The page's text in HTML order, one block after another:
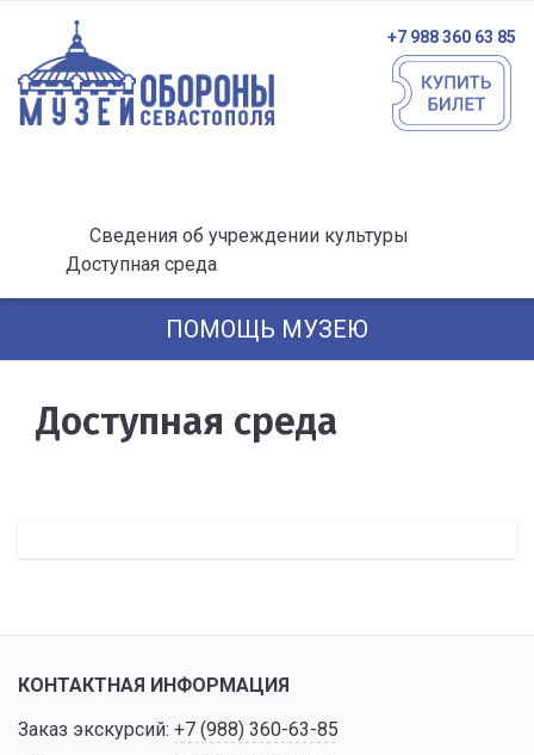
+7 988 360 63 85
Сведения об учреждении культуры
Доступная среда
ПОМОЩЬ МУЗЕЮ
Доступная среда
КОНТАКТНАЯ ИНФОРМАЦИЯ
Заказ экскурсий: +7 (988) 360-63-85